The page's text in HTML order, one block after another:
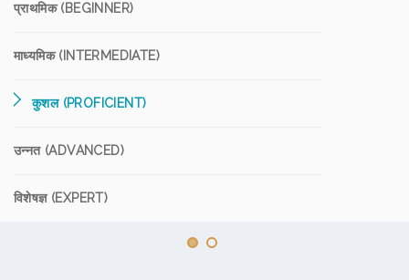
प्राथमिक (BEGINNER)
माध्यमिक (INTERMEDIATE)
कुशल (PROFICIENT)
उन्नत (ADVANCED)
विशेषज्ञ (EXPERT)